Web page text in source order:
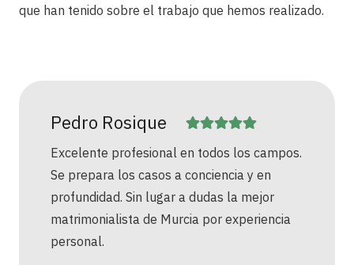
que han tenido sobre el trabajo que hemos realizado.
Pedro Rosique
Excelente profesional en todos los campos.
Se prepara los casos a conciencia y en
profundidad. Sin lugar a dudas la mejor
matrimonialista de Murcia por experiencia
personal.